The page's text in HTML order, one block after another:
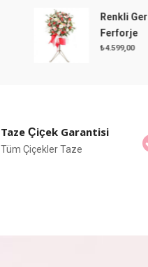
Renkli Gerberalar
Ferforje
4.599,00
Taze Çiçek Garantisi
Tüm Çiçekler Taze